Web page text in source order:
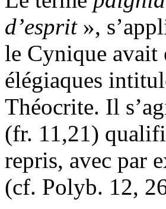
d’esprit»,
le Cynique avait
élégiaques
Théocrite. Il
(fr. 11,21)
repris, avec par
(cf. Polyb. 12,